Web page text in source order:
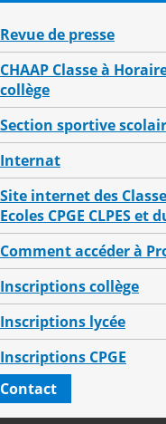
Revue de presse
CHAAP Classe à
collège
Section sportive
Internat
Site internet des
Ecoles CPGE CLPES
Comment accéder à
Inscriptions collège
Inscriptions lycée
Inscriptions CPGE
Contact